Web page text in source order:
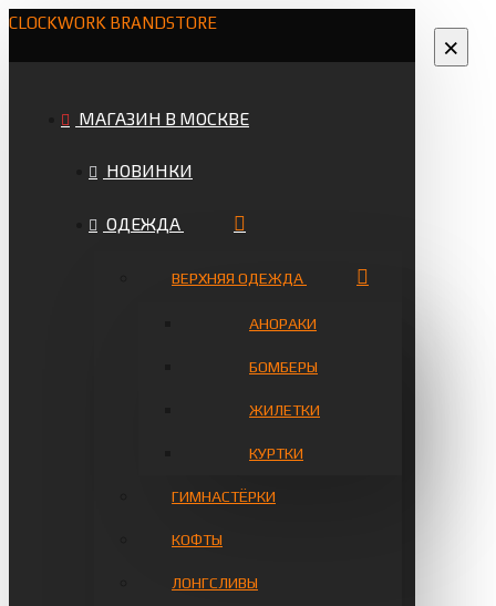
CLOCKWORK BRANDSTORE
МАГАЗИН В МОСКВЕ
НОВИНКИ
ОДЕЖДА
ВЕРХНЯЯ ОДЕЖДА
АНОРАКИ
БОМБЕРЫ
ЖИЛЕТКИ
КУРТКИ
ГИМНАСТЁРКИ
КОФТЫ
ЛОНГСЛИВЫ
×